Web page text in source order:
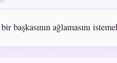
başkasının ağlamasını